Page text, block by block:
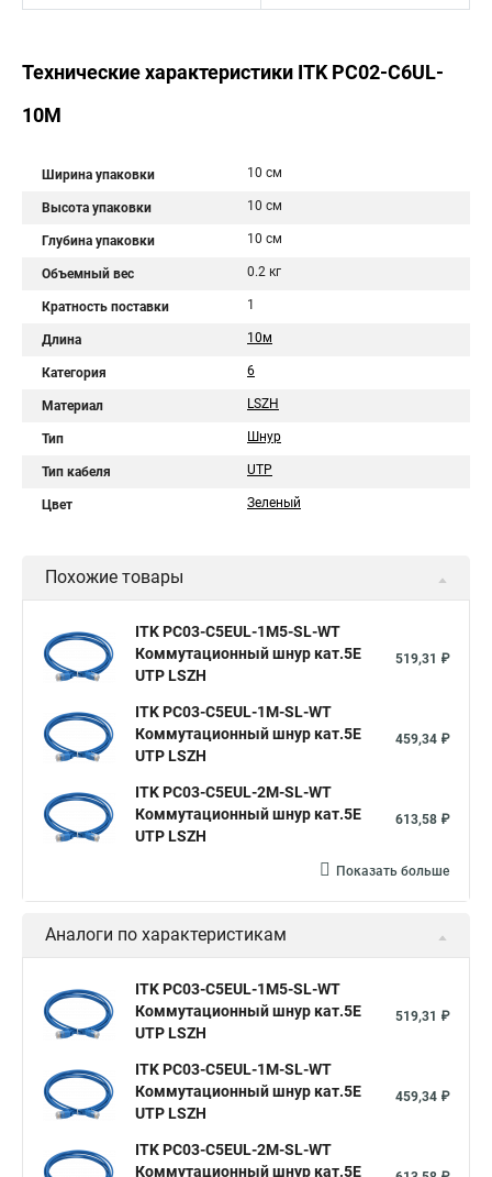
Технические характеристики ITK PC02-C6UL-
10M
Ширина упаковки 10 см
Высота упаковки 10 см
Глубина упаковки 10 см
Объемный вес 0.2 кг
Кратность поставки 1
Длина 10м
Категория 6
Материал LSZH
Тип Шнур
Тип кабеля UTP
Цвет Зеленый
Похожие товары
ITK PC03-C5EUL-1M5-SL-WT
Коммутационный шнур кат.5E
UTP LSZH
519,31 ₽
ITK PC03-C5EUL-1M-SL-WT
Коммутационный шнур кат.5E
UTP LSZH
459,34 ₽
ITK PC03-C5EUL-2M-SL-WT
Коммутационный шнур кат.5E
UTP LSZH
613,58 ₽
Показать больше
Аналоги по характеристикам
ITK PC03-C5EUL-1M5-SL-WT
Коммутационный шнур кат.5E
UTP LSZH
519,31 ₽
ITK PC03-C5EUL-1M-SL-WT
Коммутационный шнур кат.5E
UTP LSZH
459,34 ₽
ITK PC03-C5EUL-2M-SL-WT
Коммутационный шнур кат.5E